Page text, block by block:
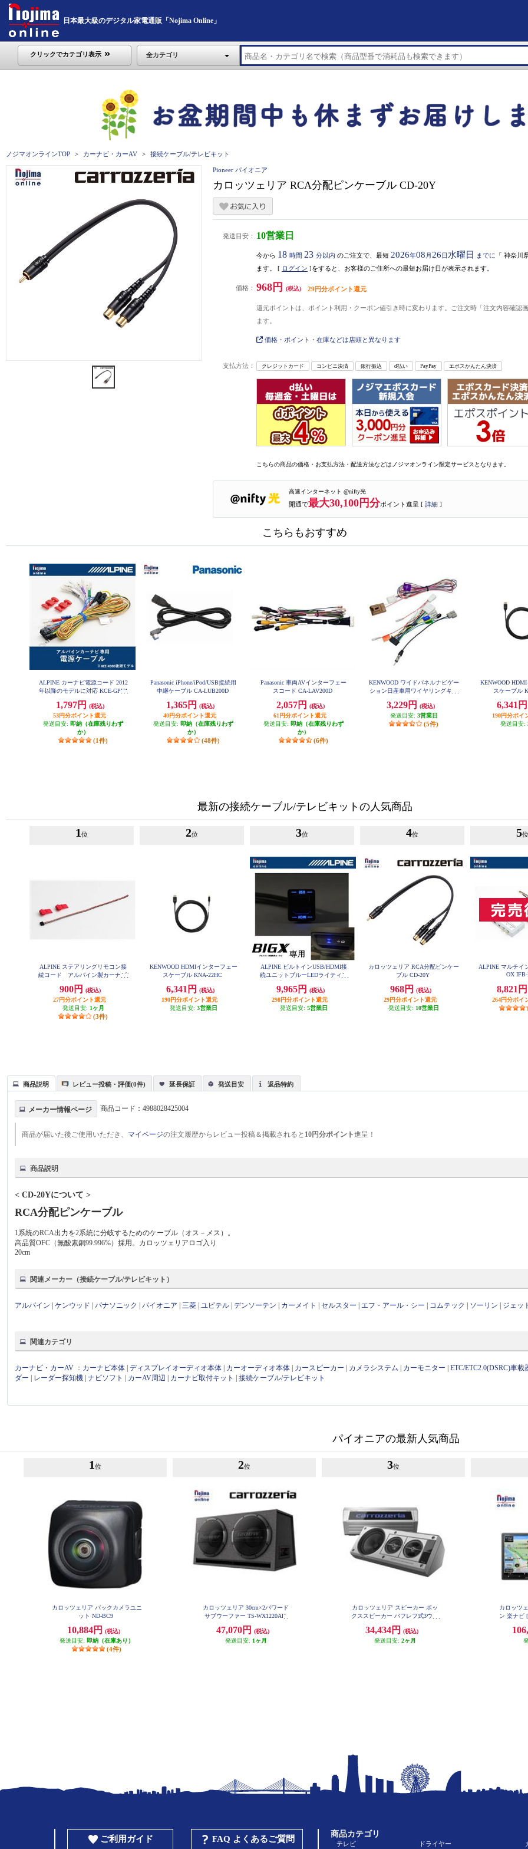
日本最大級のデジタル家電通販「Nojima Online」
クリックでカテゴリ表示 全カテゴリ
ノジマオンラインTOP カーナビ・カーAV 接続ケーブル/テレビキット
Pioneer パイオニア
カロッツェリア RCA分配ピンケーブル CD-20Y
発送目安： 10営業日
今から 18 時間 23 分以内 のご注文で、最短 2026年08 月 26日 水曜日 までに 「 神奈川
ます。 [ ログイン ]をすると、お客様のご住所への最短お届け日が表示されます。
価格： 968円 (税込) 29円分ポイント還元
還元ポイントは、ポイント利用・クーポン値引き時に変わります。ご注文時「注文内容確認
ます。
価格・ポイント・在庫などは店頭と異なります
支払方法： クレジットカード コンビニ決済 銀行振込 d払い PayPay エポスかんたん決済
こちらの商品の価格・お支払方法・配送方法などはノジマオンライン限定サービスとなります。
高速インターネット @nifty光
開通で最大30,100円分ポイント進呈 [ 詳細 ]
こちらもおすすめ
ALPINE カーナビ電源コード 2012
年以降のモデルに対応 KCE-GPH1
1,797円
(税込)
53円分ポイント還元
発送目安: 即納（在庫残りわず
か）
(1件)
Panasonic iPhone/iPod/USB接続用
中継ケーブル CA-LUB200D
1,365円
(税込)
40円分ポイント還元
発送目安: 即納（在庫残りわず
か）
(48件)
Panasonic 車両AVインターフェー
スコード CA-LAV200D
2,057円
(税込)
61円分ポイント還元
発送目安: 即納（在庫残りわず
か）
(6件)
KENWOOD ワイドパネルナビゲー
ション日産車用ワイヤリングキッ
3,229円
(税込)
発送目安: 3営業日
(5件)
KENWOOD
スケーブル
6,341円
190円分ポイ
発送目安:
最新の接続ケーブル/テレビキットの人気商品
1 位
ALPINE ステアリングリモコン接
続コード アルパイン製カーナビ/
ズ対応 KTX-G501R
900円
(税込)
27円分ポイント還元
発送目安: 1ヶ月
(3件)
2位
KENWOOD HDMIインターフェー
スケーブル KNA-22HC
6,341円
(税込)
190円分ポイント還元
発送目安: 3営業日
3位
ALPINE ビルトインUSB/HDMI接
続ユニットブルーLEDライティン
小型汎用】 KCU-Y630HU-LED
9,965円
(税込)
298円分ポイント還元
発送目安: 5営業日
4位
カロッツェリア RCA分配ピンケー
ブル CD-20Y
968円
(税込)
29円分ポイント還元
発送目安: 10営業日
5位
ALPINE マルチイ
OX IFB-
8,821円
264円分ポイ
商品説明 レビュー投稿・評価(0件) 延長保証 発送目安 返品特約
メーカー情報ページ 商品コード：4988028425004
商品が届いた後ご使用いただき、 マイページの注文履歴からレビュー投稿＆掲載されると 10円分ポイント進呈！
商品説明
< CD-20Yについて >
RCA分配ピンケーブル
1系統のRCA出力を2系統に分岐するためのケーブル（オス－メス）。
高品質OFC（無酸素銅99.996%）採用。カロッツェリアロゴ入り
20cm
関連メーカー（接続ケーブル/テレビキット）
アルパイン |ケンウッド |パナソニック |パイオニア |三菱 |ユピテル |デンソーテン カーメイト |セルスター エフ・アール・シー コムテック ソーリン ジェッ
関連カテゴリ
カーナビ・カーAV ： カーナビ本体 |ディスプレイオーディオ本体 カーオーディオ本体 カースピーカー カメラシステム カーモニター |ETC/ETC2.0(DSRC)車載
ダー
レーダー探知機 |ナビソフト カーAV周辺 カーナビ取付キット |接続ケーブル/テレビキット
パイオニアの最新人気商品
1 位
カロッツェリア バックカメラユニ
ット ND-BC9
10,884円
(税込)
発送目安: 即納（在庫あり）
(4件)
2位
カロッツェリア 30cm×2パワード
サブウーファー TS-WX1220AH
47,070円
(税込)
発送目安: 1ヶ月
3位
カロッツェリア スピーカー ボッ
クススピーカー バフレフ式3ウェ
ー TS-X40
34,434円
(税込)
発送目安: 2ヶ月
カロッツ
ン 楽ナビ
D/
体型メ
ご利用ガイド FAQ よくあるご質問
商品カテゴリ
テレビ ドライヤー